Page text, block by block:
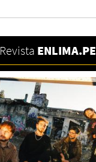
Revista ENLIMA.PE